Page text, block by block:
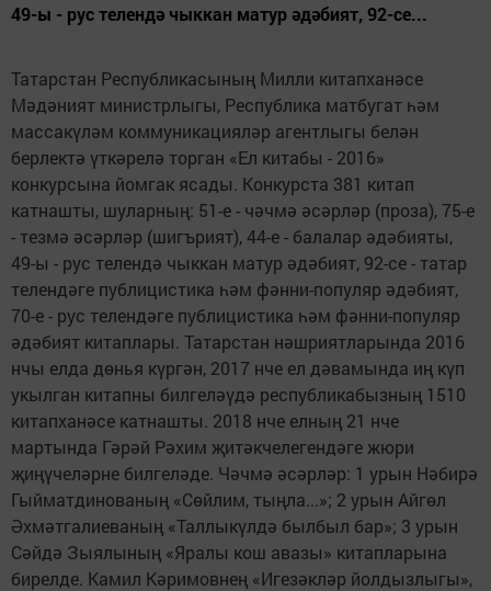
49-ы - рус телендә чыккан матур әдәбият, 92-се...
Татарстан Республикасының Милли китапханәсе
Мәдәният министрлыгы, Республика матбугат һәм
массакүләм коммуникацияләр агентлыгы белән
берлектә үткәрелә торган «Ел китабы - 2016»
конкурсына йомгак ясады. Конкурста 381 китап
катнашты, шуларның: 51-е - чәчмә әсәрләр (проза), 75-е
- тезмә әсәрләр (шигърият), 44-е - балалар әдәбияты,
49-ы - рус телендә чыккан матур әдәбият, 92-се - татар
телендәге публицистика һәм фәнни-популяр әдәбият,
70-е - рус телендәге публицистика һәм фәнни-популяр
әдәбият китаплары. Татарстан нәшриятларында 2016
нчы елда дөнья күргән, 2017 нче ел дәвамында иң күп
укылган китапны билгеләүдә республикабызның 1510
китапханәсе катнашты. 2018 нче елның 21 нче
мартында Гәрәй Рәхим җитәкчелегендәге жюри
җиңүчеләрне билгеләде. Чәчмә әсәрләр: 1 урын Нәбирә
Гыйматдинованың «Сөйлим, тыңла...»; 2 урын Айгөл
Әхмәтгалиеваның «Таллыкүлдә былбыл бар»; 3 урын
Сәйдә Зыялының «Яралы кош авазы» китапларына
бирелде. Камил Кәримовнең «Игезәкләр йолдызлыгы»,